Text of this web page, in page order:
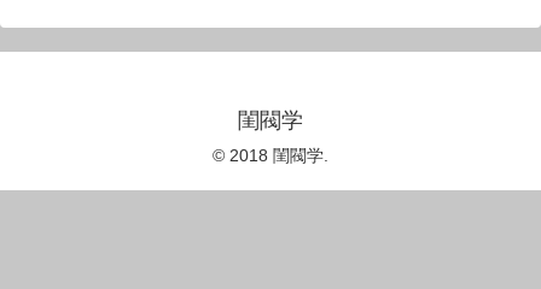
閨閥学
© 2018 閨閥学.